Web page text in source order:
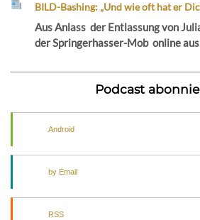
BILD-Bashing: „Und wie oft hat er
Aus Anlass der Entlassung von
der Springerhasser-Mob online
Podcast
Android
by Email
RSS